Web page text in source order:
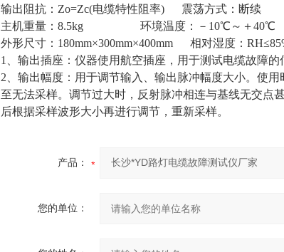
输出阻抗：Zo=Zc(电缆特性阻率) 震荡方式：断续
主机重量：8.5kg 环境温度：－10℃～＋40℃
外形尺寸：180mm×300mm×400mm 相对湿度：
1、输出插座：仪器使用航空插座，用于测试电缆故障的
2、输出幅度：用于调节输入、输出脉冲幅度大小。使
至无法采样。调节过大时，反射脉冲相连与基线无交点
后根据采样波形大小再进行调节，重新采样。
产品：
您的单位：